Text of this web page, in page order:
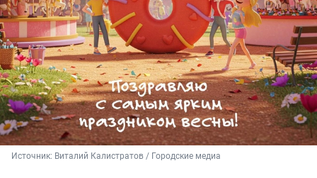
Источник: Виталий Калистратов / Городские медиа